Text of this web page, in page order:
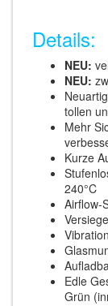
Details:
NEU:
NEU:
tollen
Mehr
Kurze
240°C
Airflow-
Edle
Grün